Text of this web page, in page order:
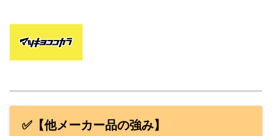
✅【他メーカー品の強み】